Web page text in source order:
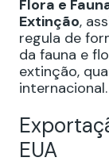
Flora e
Extinção,
regula de
da fauna e
extinção,
internacional.
EUA